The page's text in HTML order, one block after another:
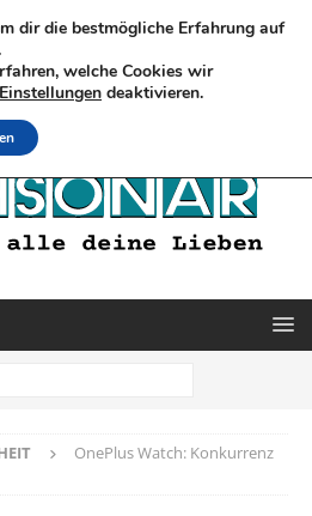
OnePlus Watch: Konkurrenz
dir die bestmögliche Erfahrung auf
welche Cookies wir
Einstellungen deaktivieren.